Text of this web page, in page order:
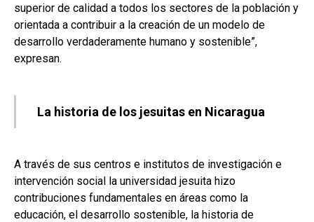
superior de calidad a todos los sectores de la población y
orientada a contribuir a la creación de un modelo de
desarrollo verdaderamente humano y sostenible”,
expresan.
La historia de los jesuitas en Nicaragua
A través de sus centros e institutos de investigación e
intervención social la universidad jesuita hizo
contribuciones fundamentales en áreas como la
educación, el desarrollo sostenible, la historia de